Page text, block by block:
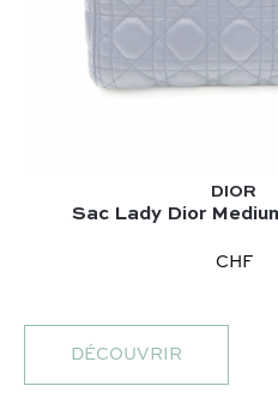
DIOR
Sac Lady Dior
CHF
DÉCOUVRIR